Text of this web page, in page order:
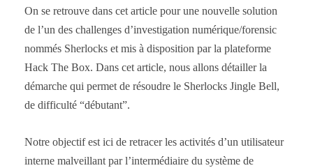
On se retrouve dans cet article pour une nouvelle solution
de l’un des challenges d’investigation numérique/forensic
nommés Sherlocks et mis à disposition par la plateforme
Hack The Box. Dans cet article, nous allons détailler la
démarche qui permet de résoudre le Sherlocks Jingle Bell,
de difficulté “débutant”.
Notre objectif est ici de retracer les activités d’un utilisateur
interne malveillant par l’intermédiaire du système de